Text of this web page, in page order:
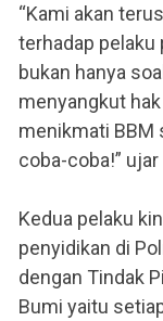
“Kami akan
terhadap pelaku
bukan hanya
menyangkut
menikmati BBM
coba-coba!”
Kedua pelaku
penyidikan di
dengan Tindak
Bumi yaitu